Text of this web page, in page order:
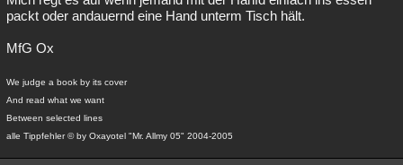
packt oder andauernd eine Hand unterm Tisch hält.
MfG Ox
We judge a book by its cover
And read what we want
Between selected lines
alle Tippfehler © by Oxayotel "Mr. Allmy 05" 2004-2005